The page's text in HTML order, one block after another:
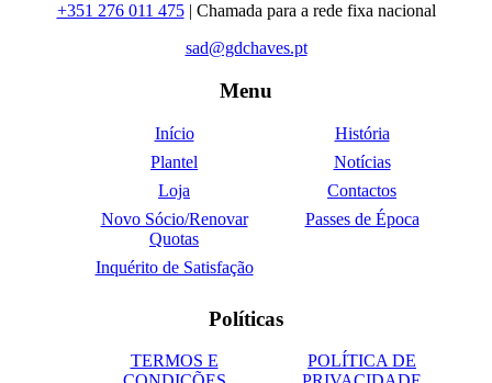
+351 276 011 475| Chamada para a rede fixa nacional
sad@gdchaves.pt
Menu
Início
História
Plantel
Notícias
Loja
Contactos
Novo Sócio/Renovar
Quotas
Passes de Época
Inquérito de Satisfação
Políticas
TERMOS E
POLÍTICA DE